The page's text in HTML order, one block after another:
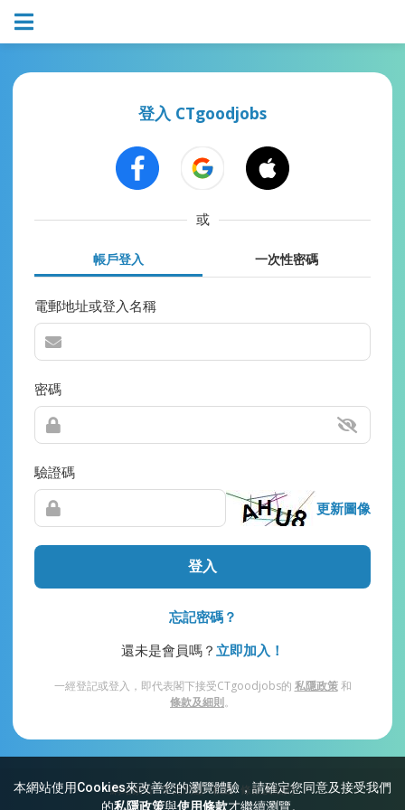
本網站使用Cookies來改善您的瀏覽體驗，請確定您同意及接受我們
的私隱政策與使用條款才繼續瀏覽。
登入 CTgoodjobs
或
帳戶登入 一次性密碼
電郵地址或登入名稱
密碼
驗證碼
更新圖像
登入
忘記密碼？
還未是會員嗎？ 立即加入！
一經登記或登入，即代表閣下接受CTgoodjobs的 私隱政策和
條款及細則。
網站索引 常見問題 私隱 條款及細則